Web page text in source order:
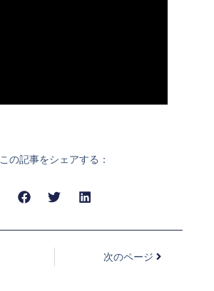
この記事をシェアする：
次のページ